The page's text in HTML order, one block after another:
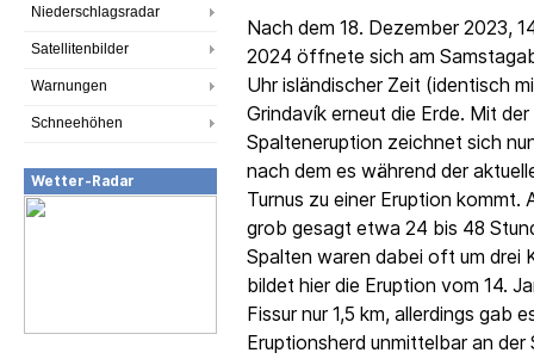
Niederschlagsradar
Satellitenbilder
Warnungen
Schneehöhen
Wetter-Radar
Nach dem 18. Dezember 2023,
2024 öffnete sich am
Uhr isländischer Zeit (identisch
Grindavík erneut die Erde. Mit
Spalteneruption zeichnet sich
nach dem es während der
Turnus zu einer Eruption kommt.
grob gesagt etwa 24 bis 48
Spalten waren dabei oft um drei
bildet hier die Eruption vom 14.
Fissur nur 1,5 km, allerdings gab
Eruptionsherd unmittelbar an